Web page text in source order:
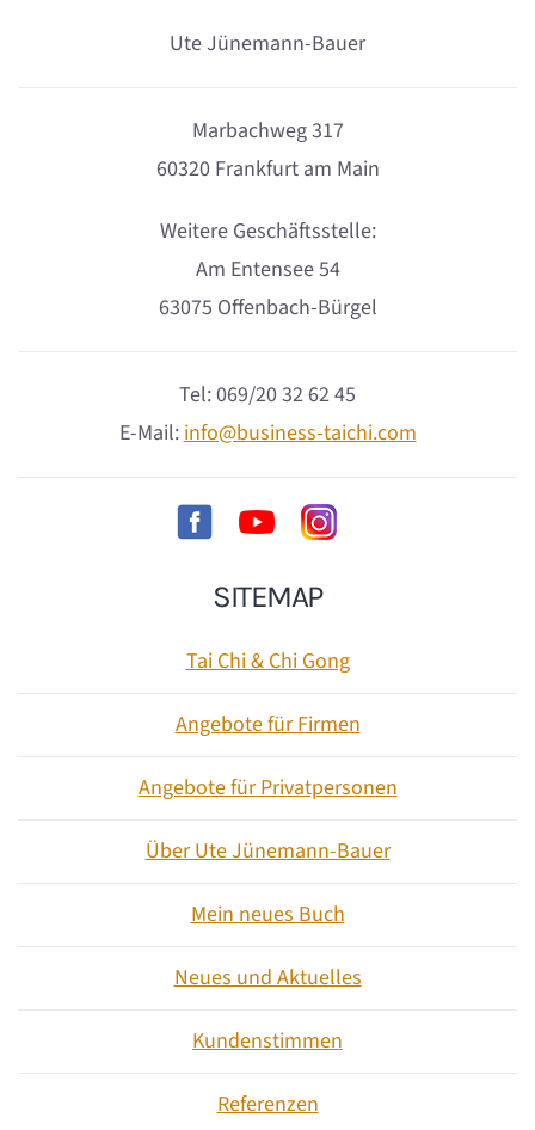
Ute Jünemann-Bauer
Marbachweg 317
60320 Frankfurt am Main
Weitere Geschäftsstelle:
Am Entensee 54
63075 Offenbach-Bürgel
Tel: 069/20 32 62 45
E-Mail:info@business-taichi.com
SITEMAP
Tai Chi & Chi Gong
Angebote für Firmen
Angebote für Privatpersonen
Über Ute Jünemann-Bauer
Mein neues Buch
Neues und Aktuelles
Kundenstimmen
Referenzen